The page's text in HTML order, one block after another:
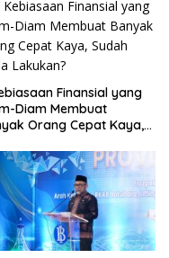
Finansial yang
Diam Membuat
Orang Cepat Kaya,